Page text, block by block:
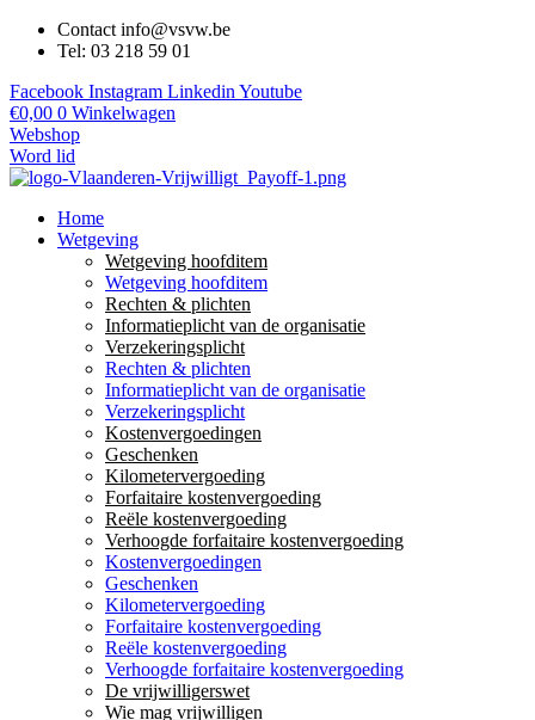
Contact info@vsvw.be
Tel: 03 218 59 01
Facebook Instagram Linkedin Youtube
€0,00 0 Winkelwagen
Webshop
Word lid
Home
Wetgeving
Wetgeving hoofditem
Wetgeving hoofditem
Rechten & plichten
Informatieplicht van de organisatie
Verzekeringsplicht
Rechten & plichten
Informatieplicht van de organisatie
Verzekeringsplicht
Kostenvergoedingen
Geschenken
Kilometervergoeding
Forfaitaire kostenvergoeding
Reële kostenvergoeding
Verhoogde forfaitaire kostenvergoeding
Kostenvergoedingen
Geschenken
Kilometervergoeding
Forfaitaire kostenvergoeding
Reële kostenvergoeding
Verhoogde forfaitaire kostenvergoeding
De vrijwilligerswet
Wie mag vrijwilligen